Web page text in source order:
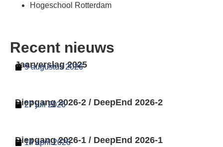
Hogeschool Rotterdam
Recent nieuws
Jaarverslag 2025
5 augustus 2026
Diepgang 2026-2 / DeepEnd 2026-2
27 juli 2026
Diepgang 2026-1 / DeepEnd 2026-1
14 april 2026